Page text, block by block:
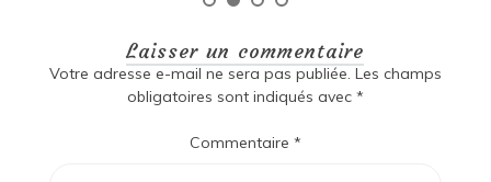
Laisser un commentaire
Votre adresse e-mail ne sera pas publiée. Les champs
obligatoires sont indiqués avec *
Commentaire *